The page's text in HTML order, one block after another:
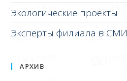
Экологические проекты
Эксперты филиала в СМИ
АРХИВ